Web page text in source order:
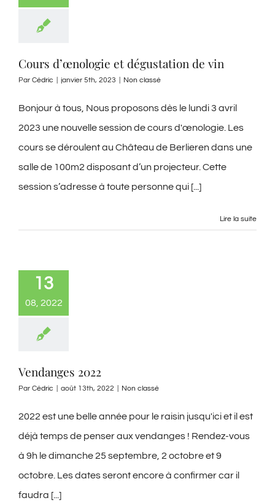
Cours d’œnologie et dégustation de vin
Par Cédric janvier 5th, 2023 Non classé
Bonjour à tous, Nous proposons dès le lundi 3 avril
2023 une nouvelle session de cours d'œnologie. Les
cours se déroulent au Château de Berlieren dans une
salle de 100m2 disposant d’un projecteur. Cette
session s’adresse à toute personne qui [...]
Lire la suite
13
08, 2022
Vendanges 2022
Par Cédric août 13th, 2022 Non classé
2022 est une belle année pour le raisin jusqu'ici et il est
déjà temps de penser aux vendanges ! Rendez-vous
à 9h le dimanche 25 septembre, 2 octobre et 9
octobre. Les dates seront encore à confirmer car il
faudra [...]